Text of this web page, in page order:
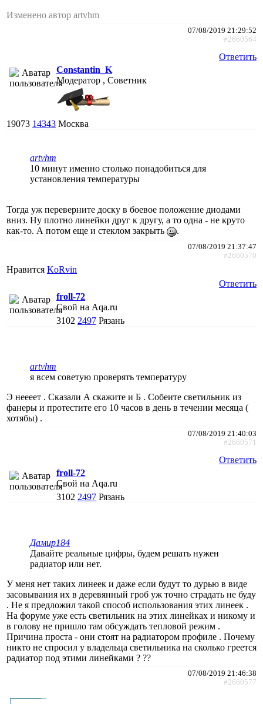
Изменено автор artvhm
07/08/2019 21:29:52
#2660564
Ответить
Constantin_K
Модератор , Советник
19073 14343 Москва
artvhm
10 минут именно столько понадобиться для
установления температуры
Тогда уж переверните доску в боевое положение диодами
вниз. Ну плотно линейки друг к другу, а то одна - не круто
как-то. А потом еще и стеклом закрыть
.
07/08/2019 21:37:47
#2660570
Нравится KoRvin
Ответить
froll-72
Свой на Aqa.ru
3102 2497 Рязань
artvhm
я всем советую проверять температуру
Э неееет . Сказали А скажите и Б . Собеите светильник из
фанеры и протестите его 10 часов в день в течении месяца (
хотябы) .
07/08/2019 21:40:03
#2660571
Ответить
froll-72
Свой на Aqa.ru
3102 2497 Рязань
Дамир184
Давайте реальные цифры, будем решать нужен
радиатор или нет.
У меня нет таких линеек и даже если будут то дурью в виде
засовывания их в деревянный гроб уж точно страдать не буду
. Не я предложил такой способ использования этих линеек .
На форуме уже есть светильник на этих линейках и никому и
в голову не пришло там обсуждать тепловой режим .
Причина проста - они стоят на радиатором профиле . Почему
никто не спросил у владельца светильника на сколько греется
радиатор под этими линейками ? ??
07/08/2019 21:46:38
#2660577